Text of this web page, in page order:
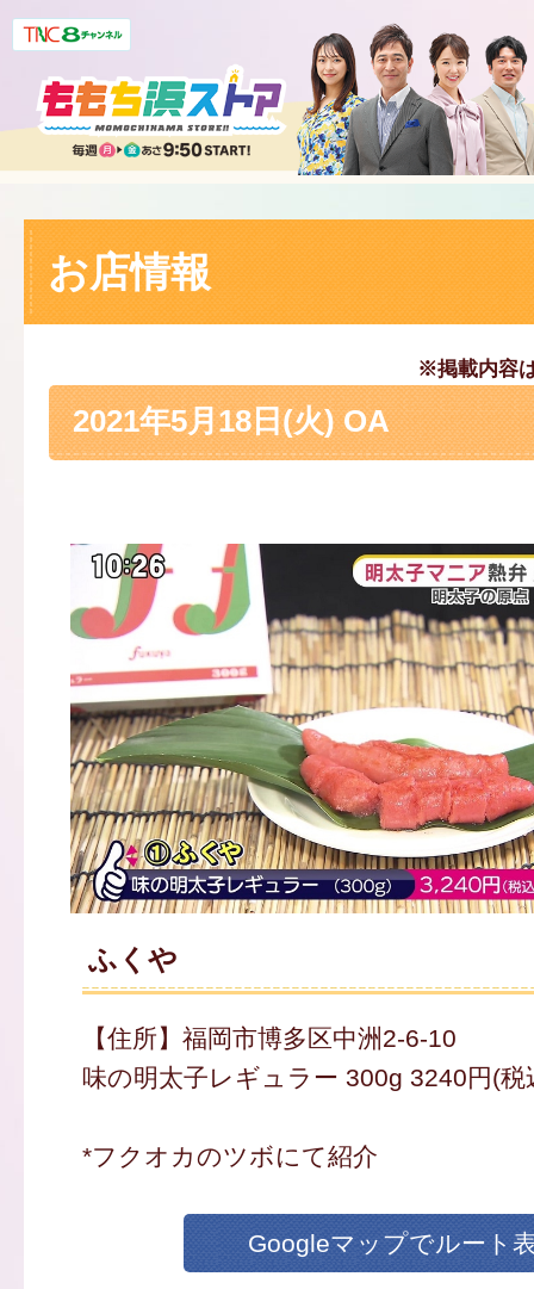
お店情報
※掲載内容
2021年5月18日(火) OA
ふくや
【住所】福岡市博多区中洲2-6-10
味の明太子レギュラー 300g 3240円(税
*フクオカのツボにて紹介
Googleマップでルート